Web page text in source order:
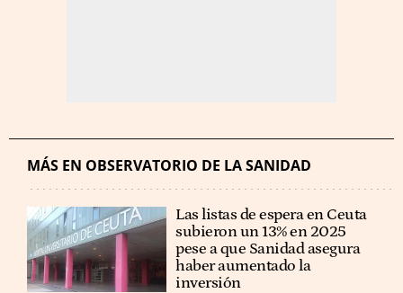
MÁS EN OBSERVATORIO DE LA SANIDAD
Las listas de espera en Ceuta
subieron un 13% en 2025
pese a que Sanidad asegura
haber aumentado la
inversión